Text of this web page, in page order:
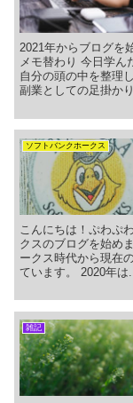
2021年からブログを
メモ替わり 今日学ん
自分の頭の中を整理
副業としての足掛か
ソフトバンクホークス
こんにちは！ぷわぷ
クスのブログを始め
ークス時代から現在
ています。 2020年は...
雑記